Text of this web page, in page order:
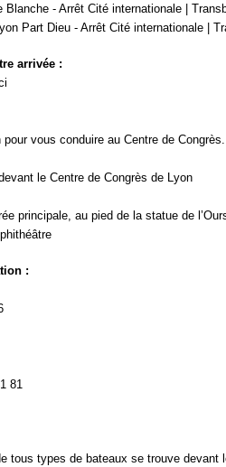
Blanche - Arrêt Cité internationale |
Part Dieu - Arrêt Cité internationale |
arrivée :
vous conduire au Centre de Congrès.
le Centre de Congrès de Lyon
principale, au pied de la statue de
:
81
tous types de bateaux se trouve